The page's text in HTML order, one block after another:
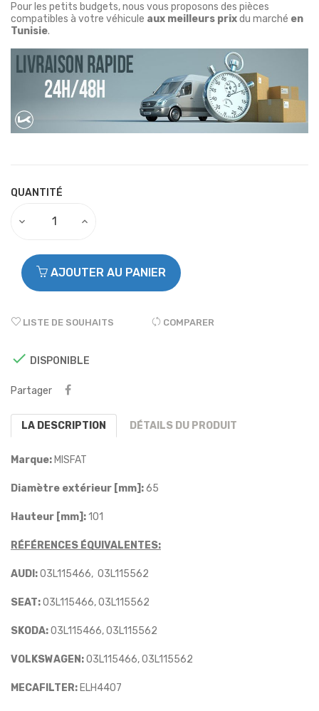
Pour les petits budgets, nous vous proposons des pièces
compatibles à votre véhicule aux meilleurs prixdu marché en
Tunisie.
QUANTITÉ
AJOUTER AU PANIER
LISTE DE SOUHAITS COMPARER
 DISPONIBLE
Partager
LA DESCRIPTION DÉTAILS DU PRODUIT
Marque: MISFAT
Diamètre extérieur [mm]:65
Hauteur [mm]:101
RÉFÉRENCES ÉQUIVALENTES:
AUDI:03L115466, 03L115562
SEAT:03L115466, 03L115562
SKODA:03L115466, 03L115562
VOLKSWAGEN:03L115466, 03L115562
MECAFILTER: ELH4407